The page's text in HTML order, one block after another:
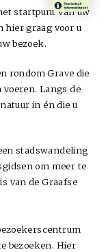
startpunt van uw
hier graag voor u
bezoek.
rondom Grave die
Langs de
in én die u
stadswandeling
om meer te
van de Graafse
bezoeken. Hier